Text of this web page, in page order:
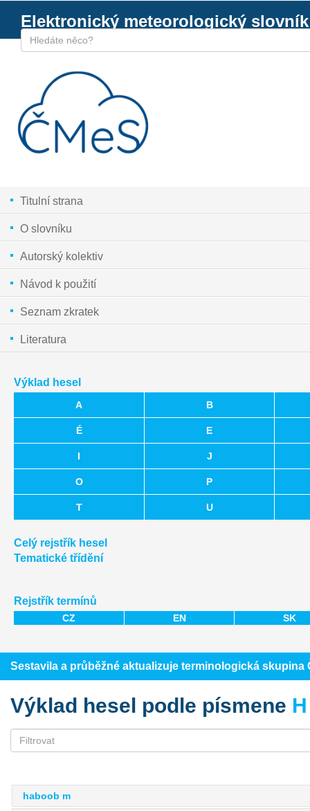
Elektronický meteorologický slovník
Titulní strana
O slovníku
Autorský kolektiv
Návod k použití
Seznam zkratek
Literatura
Výklad hesel
A B
É E
I J
O P
T U
Celý rejstřík hesel
Tematické třídění
Rejstřík termínů
CZ EN SK
Sestavila a průběžné aktualizuje terminologická
Výklad hesel podle písmene H
haboob m